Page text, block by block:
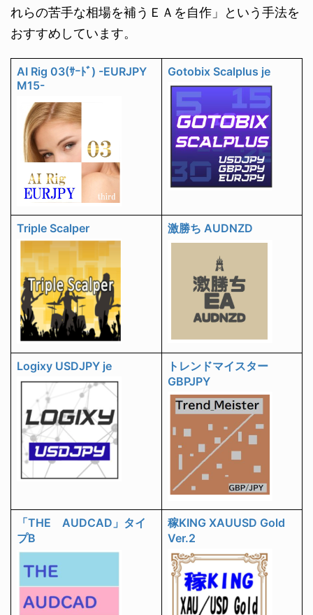
れらの苦手な相場を補うＥＡを自作」という手法を
おすすめしています。
AI Rig 03(ｻｰﾄﾞ) -EURJPY
M15-
Gotobix Scalplus je
Triple Scalper 激勝ち AUDNZD
Logixy USDJPY je
トレンドマイスター
GBPJPY
「THE AUDCAD」タイ
プB
稼KING XAUUSD Gold
Ver.2